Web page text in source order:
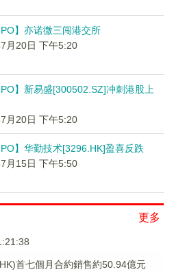
】亦诺微三闯港交所
月20日 下午5:20
IPO】新易盛[300502.SZ]冲刺港股上
月20日 下午5:20
IPO】华勤技术[3296.HK]盈喜反跌
月15日 下午5:50
更多
首七個月合約銷售約50.94億元